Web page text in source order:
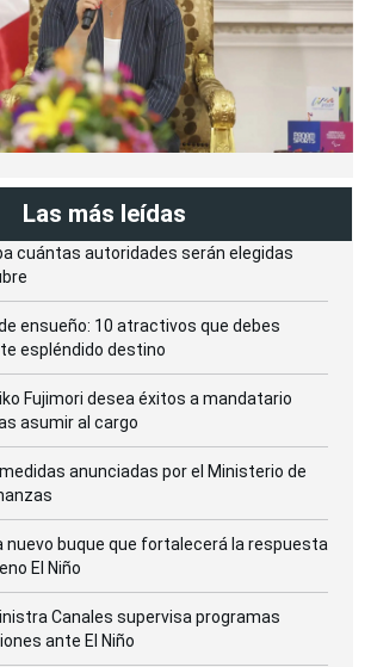
Las más leídas
cuántas autoridades serán elegidas
ensueño: 10 atractivos que debes
espléndido destino
Fujimori desea éxitos a mandatario
asumir al cargo
anunciadas por el Ministerio de
nuevo buque que fortalecerá la respuesta
El Niño
Canales supervisa programas
ante El Niño